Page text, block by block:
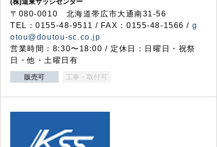
〒080-0010 北海道帯広市大通南31-56
TEL：0155-48-9511 / FAX：0155-48-1566 / g
otou@doutou-sc.co.jp
営業時間：8:30〜18:00 / 定休日：日曜日・祝祭
日・他・土曜日有
販売可 工事・取付可